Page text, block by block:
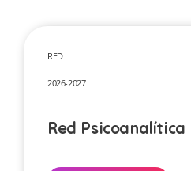
RED
2026-2027
Red